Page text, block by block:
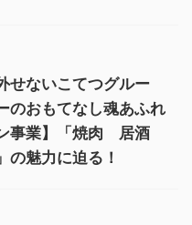
せないこてつグルー
のおもてなし魂あふれ
事業】「焼肉 居酒
魅力に迫る！